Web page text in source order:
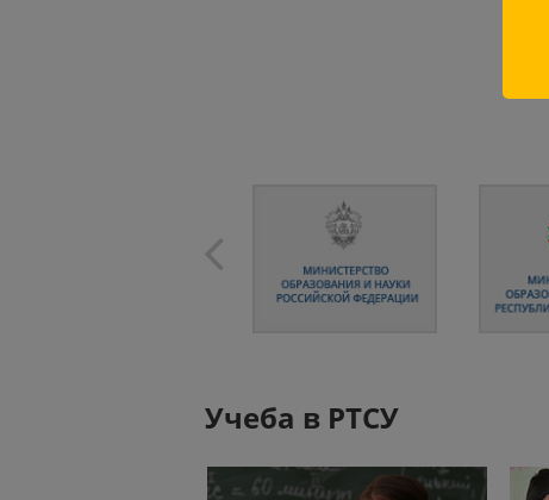
Учеба в РТСУ